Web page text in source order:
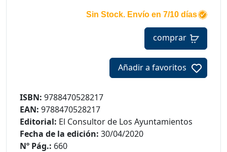
Sin Stock. Envío en 7/10 días
comprar
Añadir a favoritos
ISBN: 9788470528217
EAN: 9788470528217
Editorial: El Consultor de Los Ayuntamientos
Fecha de la edición: 30/04/2020
Nº Pág.: 660